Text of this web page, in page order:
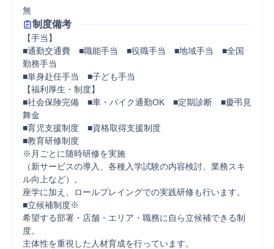
無
制度備考
【手当】
■通勤交通費　■職能手当　■役職手当　■地域手当　■全国
勤務手当
■単身赴任手当　■子ども手当
【福利厚生・制度】
■社会保険完備　■車・バイク通勤OK　■定期診断　■慶弔見
舞金
■育児支援制度　■資格取得支援制度
■教育研修制度
※月ごとに随時研修を実施
（新サービスの導入、各種入学試験の内容検討、業務スキ
ル向上など）。
座学に加え、ロールプレイングでの実践研修も行います。
■立候補制度※
希望する部署・店舗・エリア・職務に自ら立候補できる制
度。
主体性を重視した人材育成を行っています。